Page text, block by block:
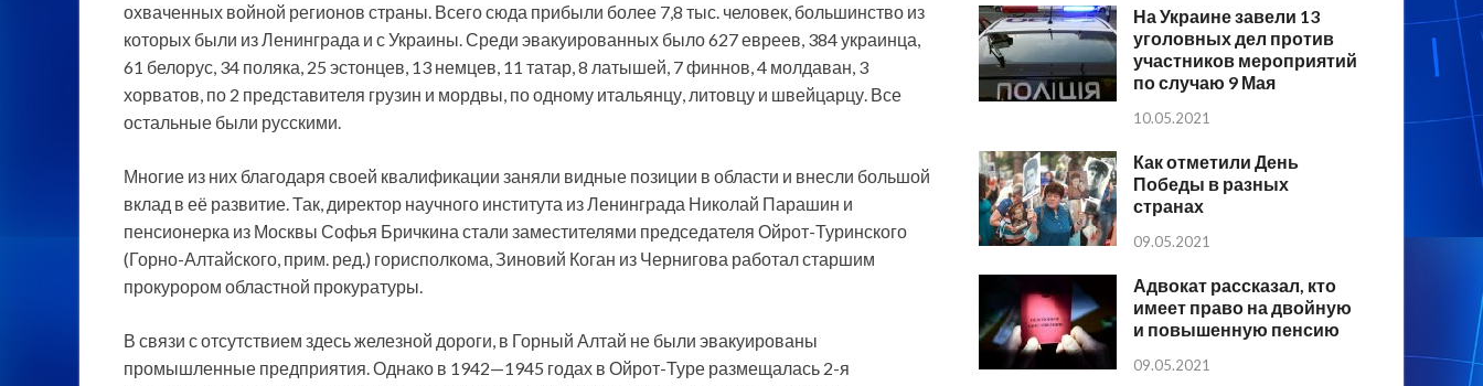
охваченных войной регионов страны. Всего сюда прибыли более 7,8 тыс. человек, большинство из
которых были из Ленинграда и с Украины. Среди эвакуированных было 627 евреев, 384 украинца,
61 белорус, 34 поляка, 25 эстонцев, 13 немцев, 11 татар, 8 латышей, 7 финнов, 4 молдаван, 3
хорватов, по 2 представителя грузин и мордвы, по одному итальянцу, литовцу и швейцарцу. Все
остальные были русскими.
Многие из них благодаря своей квалификации заняли видные позиции в области и внесли большой
вклад в её развитие. Так, директор научного института из Ленинграда Николай Парашин и
пенсионерка из Москвы Софья Бричкина стали заместителями председателя Ойрот-Туринского
(Горно-Алтайского, прим. ред.) горисполкома, Зиновий Коган из Чернигова работал старшим
прокурором областной прокуратуры.
В связи с отсутствием здесь железной дороги, в Горный Алтай не были эвакуированы
промышленные предприятия. Однако в 1942—1945 годах в Ойрот-Туре размещалась 2-я
На Украине завели 13
уголовных дел против
участников мероприятий
по случаю 9 Мая
10.05.2021
Как отметили День
Победы в разных
странах
09.05.2021
Адвокат рассказал, кто
имеет право на двойную
и повышенную пенсию
09.05.2021